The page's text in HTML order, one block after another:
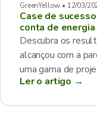
GreenYellow • 12/03/
Case de
conta de
Descubra os
alcançou com a
uma gama de
Ler o artigo →